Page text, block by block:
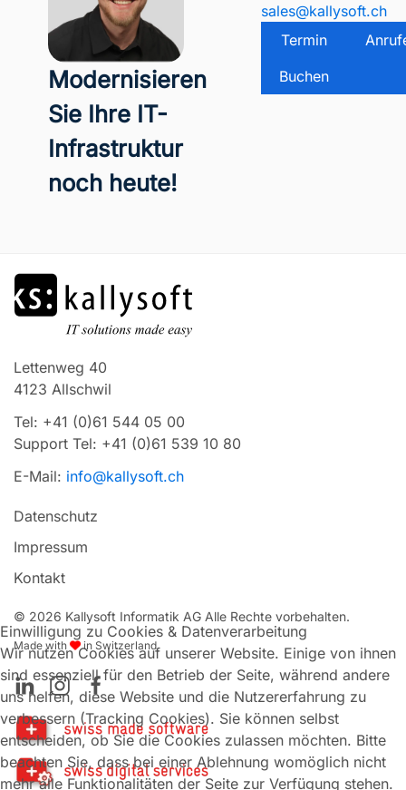
Modernisieren
Sie Ihre IT-
Infrastruktur
noch heute!
sales@kallysoft.ch
Termin
Buchen
Lettenweg 40
4123 Allschwil
Tel: +41 (0)61 544 05 00
Support Tel: +41 (0)61 539 10 80
E-Mail: info@kallysoft.ch
Datenschutz
Impressum
Kontakt
© 2026 Kallysoft Informatik AG Alle Rechte vorbehalten.
Made with in Switzerland
Einwilligung zu Cookies & Datenverarbeitung
Wir nutzen Cookies auf unserer Website. Einige von ihnen
sind essenziell für den Betrieb der Seite, während andere
uns helfen, diese Website und die Nutzererfahrung zu
verbessern (Tracking Cookies). Sie können selbst
entscheiden, ob Sie die Cookies zulassen möchten. Bitte
beachten Sie, dass bei einer Ablehnung womöglich nicht
mehr alle Funktionalitäten der Seite zur Verfügung stehen.